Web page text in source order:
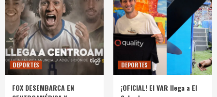
DEPORTES
FOX DESEMBARCA EN
DEPORTES
¡OFICIAL! El VAR llega a El